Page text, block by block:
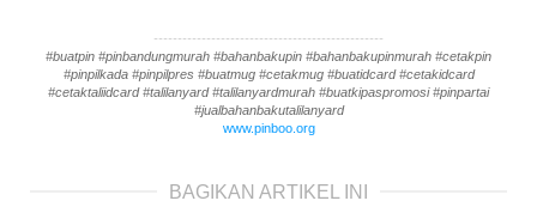
------------------------------------------------
#buatpin #pinbandungmurah #bahanbakupin #bahanbakupinmurah #cetakpin
#pinpilkada #pinpilpres #buatmug #cetakmug #buatidcard #cetakidcard
#cetaktaliidcard #talilanyard #talilanyardmurah #buatkipaspromosi #pinpartai
#jualbahanbakutalilanyard
www.pinboo.org
BAGIKAN ARTIKEL INI